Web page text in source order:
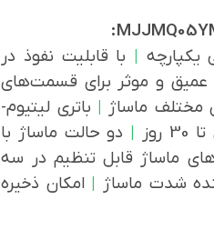
یکپارچه | با قابلیت نفوذ در
عمیق و موثر برای قسمت‌های
| باتری لیتیوم-
| دو حالت ماساژ با
ماساژ قابل تنظیم در سه
شدت ماساژ | امکان ذخیره